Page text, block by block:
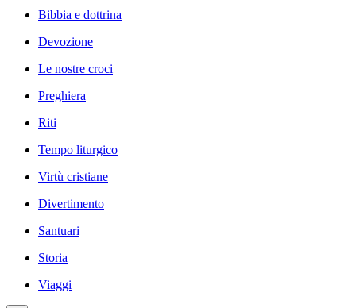
Bibbia e dottrina
Devozione
Le nostre croci
Preghiera
Riti
Tempo liturgico
Virtù cristiane
Divertimento
Santuari
Storia
Viaggi